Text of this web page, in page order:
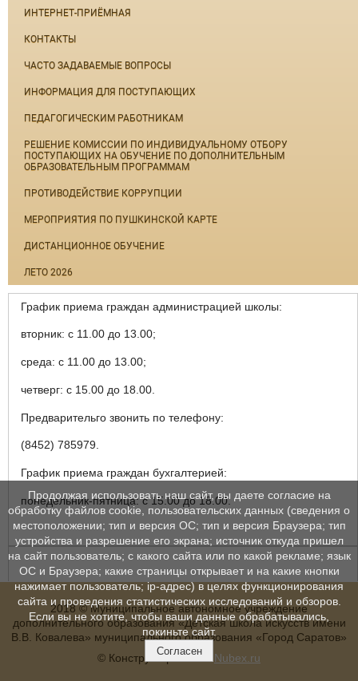
ИНТЕРНЕТ-ПРИЁМНАЯ
КОНТАКТЫ
ЧАСТО ЗАДАВАЕМЫЕ ВОПРОСЫ
ИНФОРМАЦИЯ ДЛЯ ПОСТУПАЮЩИХ
ПЕДАГОГИЧЕСКИМ РАБОТНИКАМ
РЕШЕНИЕ КОМИССИИ ПО ИНДИВИДУАЛЬНОМУ ОТБОРУ
ПОСТУПАЮЩИХ НА ОБУЧЕНИЕ ПО ДОПОЛНИТЕЛЬНЫМ
ОБРАЗОВАТЕЛЬНЫМ ПРОГРАММАМ
ПРОТИВОДЕЙСТВИЕ КОРРУПЦИИ
МЕРОПРИЯТИЯ ПО ПУШКИНСКОЙ КАРТЕ
ДИСТАНЦИОННОЕ ОБУЧЕНИЕ
ЛЕТО 2026
График приема граждан администрацией школы:
вторник: с 11.00 до 13.00;
среда: с 11.00 до 13.00;
четверг: с 15.00 до 18.00.
Предварительго звонить по телефону:
(8452) 785979.
График приема граждан бухгалтерией:
понедельник-пятница: с 15.00 до 18.00.
2018 © Муниципальное автономное учреждение
дополнительного образования «Детская школа искусств имени
В.В. Ковалева» муниципального образования «Город Саратов»
© Конструктор сайтовNubex.ru
Продолжая использовать наш сайт, вы даете согласие на
обработку файлов cookie, пользовательских данных (сведения о
местоположении; тип и версия ОС; тип и версия Браузера; тип
устройства и разрешение его экрана; источник откуда пришел
на сайт пользователь; с какого сайта или по какой рекламе; язык
ОС и Браузера; какие страницы открывает и на какие кнопки
нажимает пользователь; ip-адрес) в целях функционирования
сайта и проведения статистических исследований и обзоров.
Если вы не хотите, чтобы ваши данные обрабатывались,
покиньте сайт.
Согласен